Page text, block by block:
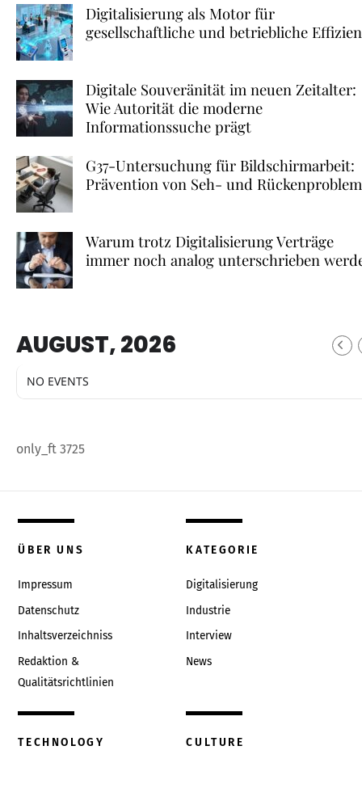
Digitalisierung als Motor für
gesellschaftliche und betriebliche
Digitale Souveränität im neuen Zeitalter:
Wie Autorität die moderne
Informationssuche prägt
G37-Untersuchung für Bildschirmarbeit:
Prävention von Seh- und
Warum trotz Digitalisierung Verträge
immer noch analog unterschrieben
AUGUST, 2026
NO EVENTS
only_ft 3725
ÜBER UNS
Impressum
Datenschutz
Inhaltsverzeichniss
Redaktion &
Qualitätsrichtlinien
KATEGORIE
Digitalisierung
Industrie
Interview
News
TECHNOLOGY CULTURE